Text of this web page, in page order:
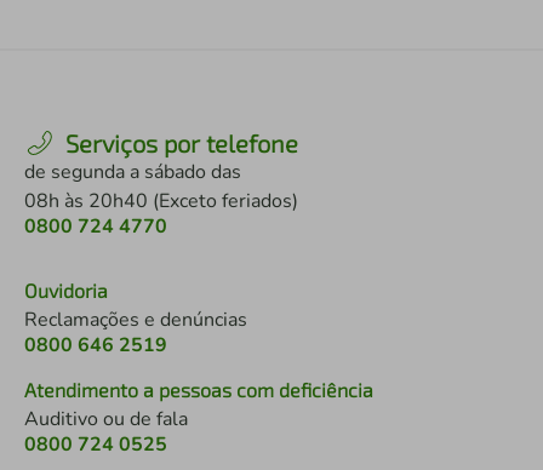
Serviços por telefone
de segunda a sábado das
08h às 20h40 (Exceto feriados)
0800 724 4770
Ouvidoria
Reclamações e denúncias
0800 646 2519
Atendimento a pessoas com deficiência
Auditivo ou de fala
0800 724 0525